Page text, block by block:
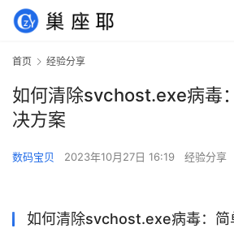
首页 经验分享
如何清除svchost.exe病毒
决方案
数码宝贝 2023年10月27日 16:19 经验分享
如何清除svchost.exe病毒：简